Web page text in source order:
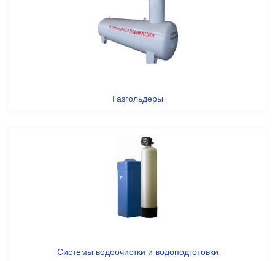
Газгольдеры
Системы водоочистки и водоподготовки